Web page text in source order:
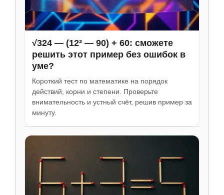
√324 — (12² — 90) + 60: сможете
решить этот пример без ошибок в
уме?
Короткий тест по математике на порядок
действий, корни и степени. Проверьте
внимательность и устный счёт, решив пример за
минуту.